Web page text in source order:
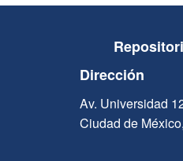
Dirección
Av. Universidad
Ciudad de